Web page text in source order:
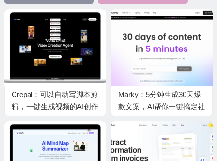
Crepal：可以自动写脚本剪
辑，一键生成视频的AI创作
营销
Marky：5分钟生成30天爆
款文案，AI帮你一键搞定社